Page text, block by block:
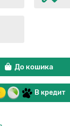
До кошика
В кредит